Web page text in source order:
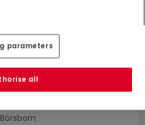
- nach Typ
Börsborn
parameters
all